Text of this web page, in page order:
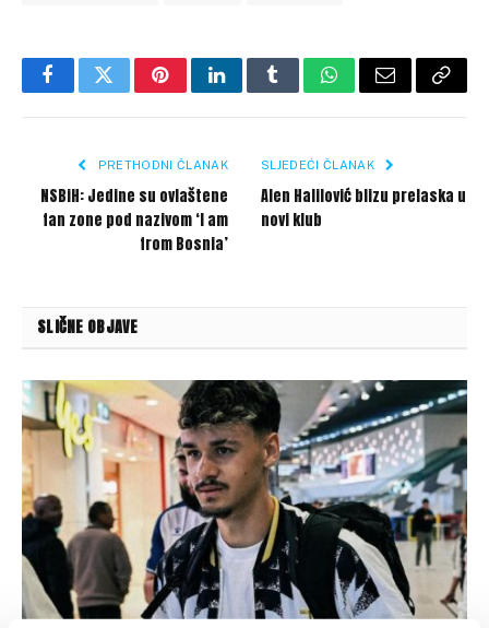
FacebookTwitterPinterestLinkedInTumblrWhatsApp
Email Copy
PRETHODNI ČLANAK
NSBiH: Jedine su ovlaštene
fan zone pod nazivom ‘I am
from Bosnia’
SLJEDEĆI ČLANAK
Alen Halilović blizu prelaska u
novi klub
SLIČNE OBJAVE